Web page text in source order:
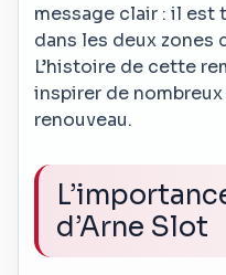
message clair : il est
dans les deux zones
L’histoire de cette
inspirer de
renouveau.
d’Arne Slot